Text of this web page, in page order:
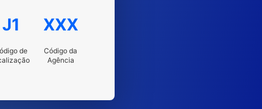
J1
de
XXX
Código da
Agência